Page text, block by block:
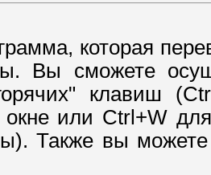
которая
Вы сможете
клавиш
или Ctrl+W для
Также вы можете